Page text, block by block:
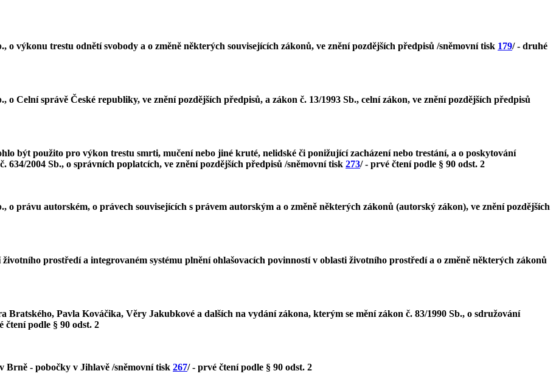
o výkonu trestu odnětí svobody a o změně některých souvisejících zákonů, ve znění pozdějších předpisů /sněmovní tisk 179/ - druhé
Celní správě České republiky, ve znění pozdějších předpisů, a zákon č. 13/1993 Sb., celní zákon, ve znění pozdějších předpisů
být použito pro výkon trestu smrti, mučení nebo jiné kruté, nelidské či ponižující zacházení nebo trestání, a o poskytování
634/2004 Sb., o správních poplatcích, ve znění pozdějších předpisů /sněmovní tisk 273/ - prvé čtení podle § 90 odst. 2
o právu autorském, o právech souvisejících s právem autorským a o změně některých zákonů (autorský zákon), ve znění pozdějších
prostředí a integrovaném systému plnění ohlašovacích povinností v oblasti životního prostředí a o změně některých zákonů
Bratského, Pavla Kováčika, Věry Jakubkové a dalších na vydání zákona, kterým se mění zákon č. 83/1990 Sb., o sdružování
čtení podle § 90 odst. 2
Brně - pobočky v Jihlavě /sněmovní tisk 267/ - prvé čtení podle § 90 odst. 2